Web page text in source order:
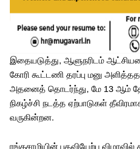
இதையடுத்து, ஆளுநரிடம்
கோரி கூட்டணி தரப்பு மனு
அதனைத் தொடர்ந்து, மே 13 ஆம்
நிகழ்ச்சி நடத்த ஏற்பாடுகள்
வருகின்றன.
ரங்கசாமியின் பதவியேற்பு விழாவில்